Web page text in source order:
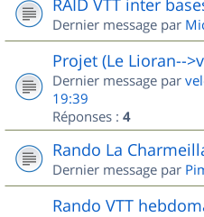
RAID VTT inter
Dernier message par
Projet (Le Lioran--
Dernier message par
19:39
Réponses : 4
Rando La
Dernier message par
Rando VTT